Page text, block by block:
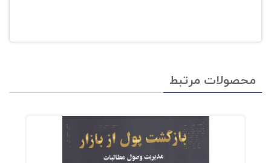
محصولات مرتبط